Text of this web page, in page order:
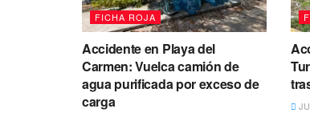
FICHA ROJA
Accidente en Playa del
Carmen: Vuelca camión de
agua purificada por exceso de
carga